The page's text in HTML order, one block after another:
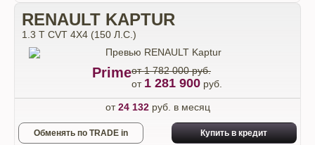
RENAULT KAPTUR
1.3 T CVT 4X4 (150 Л.С.)
Primeот 1 782 000 руб.
от 1 281 900 руб.
от24 132руб. в месяц
Обменять по TRADE in Купить в кредит